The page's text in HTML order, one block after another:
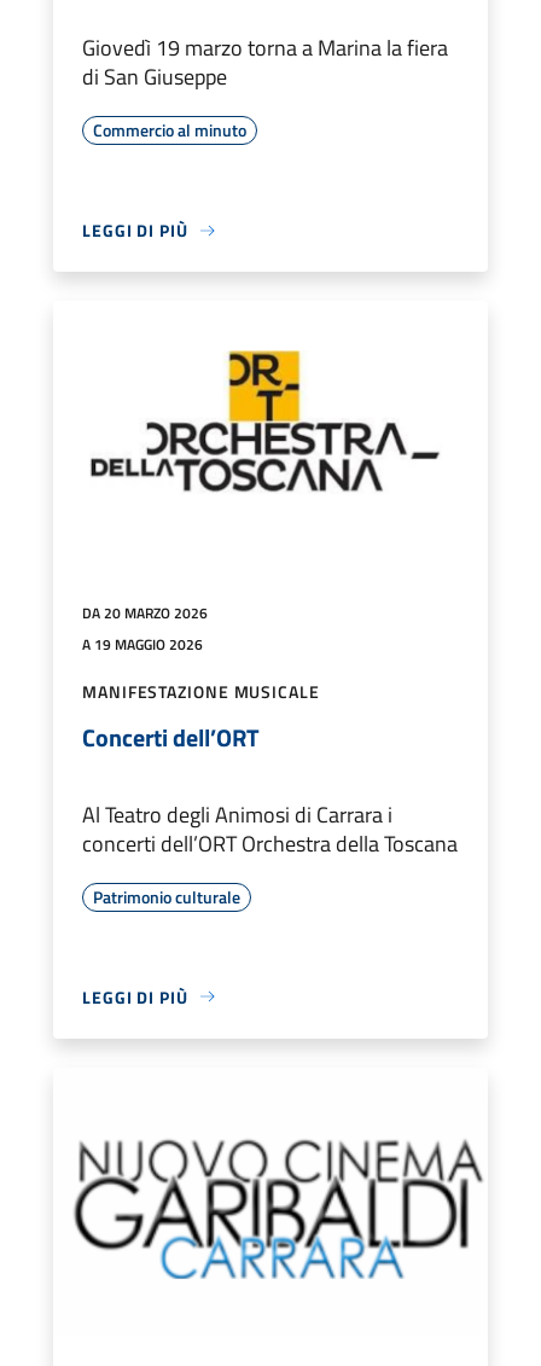
Giovedì 19 marzo torna a Marina la fiera
di San Giuseppe
Commercio al minuto
LEGGI DI PIÙ
DA 20 MARZO 2026
A 19 MAGGIO 2026
MANIFESTAZIONE MUSICALE
Concerti dell’ORT
Al Teatro degli Animosi di Carrara i
concerti dell’ORT Orchestra della Toscana
Patrimonio culturale
LEGGI DI PIÙ